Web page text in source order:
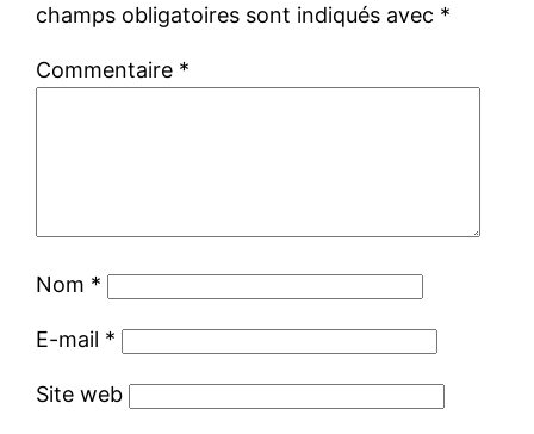
champs obligatoires sont indiqués avec *
Commentaire *
Nom *
E-mail *
Site web